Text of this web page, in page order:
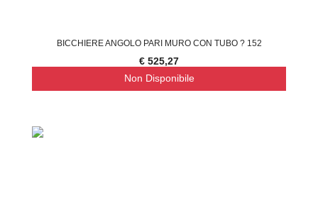
BICCHIERE ANGOLO PARI MURO CON TUBO ? 152
€ 525,27
Non Disponibile